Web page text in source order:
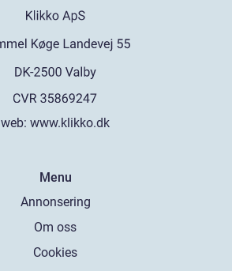
web: www.klikko.dk
Menu
Annonsering
Om oss
Cookies